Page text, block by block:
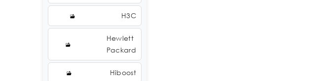
H3C
Hewlett
Packard
Hiboost